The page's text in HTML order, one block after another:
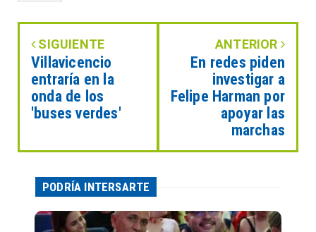
SIGUIENTE
Villavicencio
entraría en la
onda de los
'buses verdes'
ANTERIOR
En redes piden
investigar a
Felipe Harman por
apoyar las
marchas
PODRÍA INTERSARTE